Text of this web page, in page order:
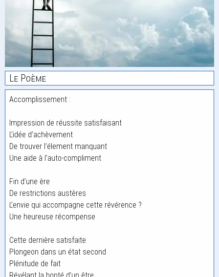
Le Poème
Accomplissement :
Impression de réussite satisfaisant
L’idée d’achèvement
De trouver l’élement manquant
Une aide à l’auto-compliment
Fin d’une ère
De restrictions austères
L’envie qui accompagne cette révérence ?
Une heureuse récompense
Cette dernière satisfaite
Plongeon dans un état second
Plénitude de fait